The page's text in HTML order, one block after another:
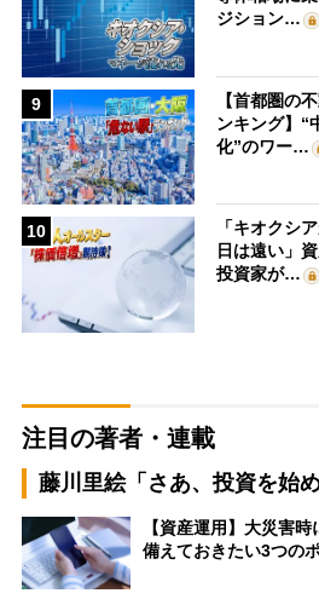
ジション…
9
【首都圏の
ンキング】“
化”のワー…
10
「キオクシ
日は遠い」
投資家が…
注目の著者・連載
藤川里絵「さあ、投資を始め
【資産運用】大災害
備えておきたい3つの